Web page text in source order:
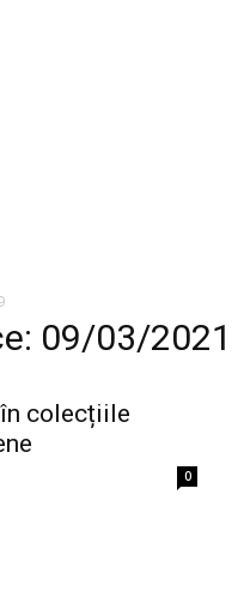
09/03/2021
colecțiile
0